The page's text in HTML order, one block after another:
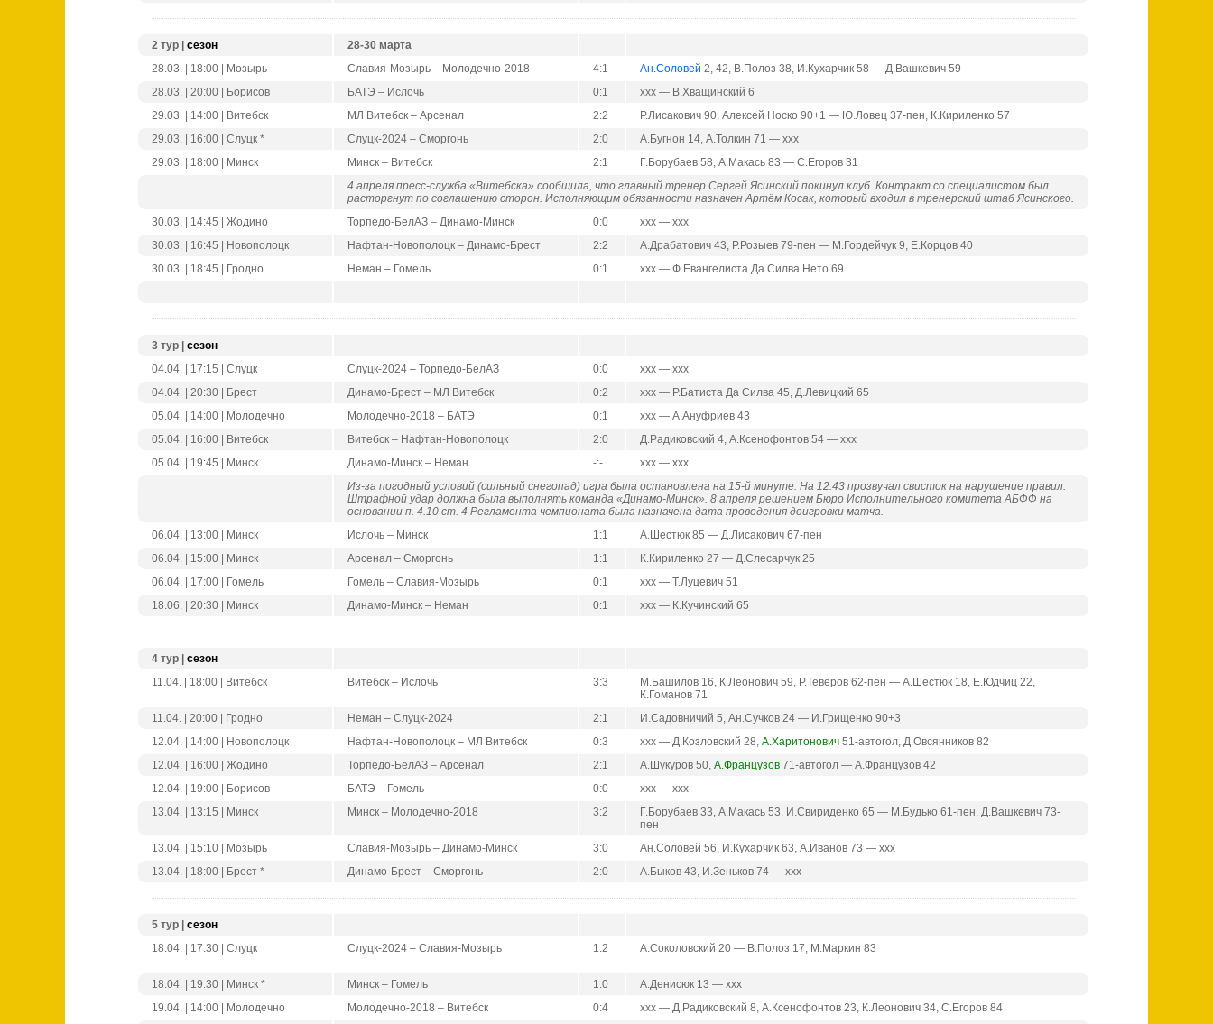
2 тур | сезон
28-30 марта
28.03. | 18:00 | Мозырь
Славия-Мозырь – Молодечно-2018 4:1 Ан.Соловей 2, 42, В.Полоз 38, И.Кухарчик 58 — Д.Вашкевич 59
28.03. | 20:00 | Борисов
БАТЭ – Ислочь 0:1
ххх — В.Хващинский 6
29.03. | 14:00 | Витебск
МЛ Витебск – Арсенал 2:2
Р.Лисакович 90, Алексей Носко 90+1 — Ю.Ловец 37-пен, К.Кириленко 57
29.03. | 16:00 | Слуцк *
Слуцк-2024 – Сморгонь 2:0
А.Бугнон 14, А.Толкин 71 — ххх
29.03. | 18:00 | Минск
Минск – Витебск 2:1
Г.Борубаев 58, А.Макась 83 — С.Егоров 31
4 апреля пресс-служба «Витебска» сообщила, что главный тренер Сергей Ясинский покинул клуб. Контракт со специалистом был
расторгнут по соглашению сторон. Исполняющим обязанности назначен Артём Косак, который входил в тренерский штаб Ясинского.
30.03. | 14:45 | Жодино
Торпедо-БелАЗ – Динамо-Минск 0:0
ххх — ххх
30.03. | 16:45 | Новополоцк
Нафтан-Новополоцк – Динамо-Брест 2:2
А.Драбатович 43, Р.Розыев 79-пен — М.Гордейчук 9, Е.Корцов 40
30.03. | 18:45 | Гродно
Неман – Гомель 0:1 ххх — Ф.Евангелиста Да Силва Нето 69
3 тур | сезон
04.04. | 17:15 | Слуцк
Слуцк-2024 – Торпедо-БелАЗ 0:0
ххх — ххх
04.04. | 20:30 | Брест
Динамо-Брест – МЛ Витебск 0:2
ххх — Р.Батиста Да Силва 45, Д.Левицкий 65
05.04. | 14:00 | Молодечно
Молодечно-2018 – БАТЭ 0:1
ххх — А.Ануфриев 43
05.04. | 16:00 | Витебск
Витебск – Нафтан-Новополоцк 2:0
Д.Радиковский 4, А.Ксенофонтов 54 — ххх
05.04. | 19:45 | Минск
Динамо-Минск – Неман -:-
ххх — ххх
Из-за погодный условий (сильный снегопад) игра была остановлена на 15-й минуте. На 12:43 прозвучал свисток на нарушение правил.
Штрафной удар должна была выполнять команда «Динамо-Минск». 8 апреля решением Бюро Исполнительного комитета АБФФ на
основании п. 4.10 ст. 4 Регламента чемпионата была назначена дата проведения доигровки матча.
06.04. | 13:00 | Минск
Ислочь – Минск 1:1
А.Шестюк 85 — Д.Лисакович 67-пен
06.04. | 15:00 | Минск
Арсенал – Сморгонь 1:1
К.Кириленко 27 — Д.Слесарчук 25
06.04. | 17:00 | Гомель
Гомель – Славия-Мозырь 0:1
ххх — Т.Луцевич 51
18.06. | 20:30 | Минск
Динамо-Минск – Неман 0:1 ххх — К.Кучинский 65
4 тур | сезон
11.04. | 18:00 | Витебск
Витебск – Ислочь 3:3
М.Башилов 16, К.Леонович 59, Р.Теверов 62-пен — А.Шестюк 18, Е.Юдчиц 22,
К.Гоманов 71
11.04. | 20:00 | Гродно
Неман – Слуцк-2024 2:1
И.Садовничий 5, Ан.Сучков 24 — И.Грищенко 90+3
12.04. | 14:00 | Новополоцк
Нафтан-Новополоцк – МЛ Витебск 0:3 ххх — Д.Козловский 28, А.Харитонович 51-автогол, Д.Овсянников 82
12.04. | 16:00 | Жодино
Торпедо-БелАЗ – Арсенал 2:1 А.Шукуров 50, А.Французов 71-автогол — А.Французов 42
12.04. | 19:00 | Борисов
БАТЭ – Гомель 0:0
ххх — ххх
13.04. | 13:15 | Минск
Минск – Молодечно-2018 3:2
Г.Борубаев 33, А.Макась 53, И.Свириденко 65 — М.Будько 61-пен, Д.Вашкевич 73-
пен
13.04. | 15:10 | Мозырь
Славия-Мозырь – Динамо-Минск 3:0
Ан.Соловей 56, И.Кухарчик 63, А.Иванов 73 — ххх
13.04. | 18:00 | Брест *
Динамо-Брест – Сморгонь 2:0 А.Быков 43, И.Зеньков 74 — ххх
5 тур | сезон
18.04. | 17:30 | Слуцк
Слуцк-2024 – Славия-Мозырь 1:2 А.Соколовский 20 — В.Полоз 17, М.Маркин 83
18.04. | 19:30 | Минск * Минск – Гомель 1:0
А.Денисюк 13 — ххх
19.04. | 14:00 | Молодечно
Молодечно-2018 – Витебск 0:4
ххх — Д.Радиковский 8, А.Ксенофонтов 23, К.Леонович 34, С.Егоров 84